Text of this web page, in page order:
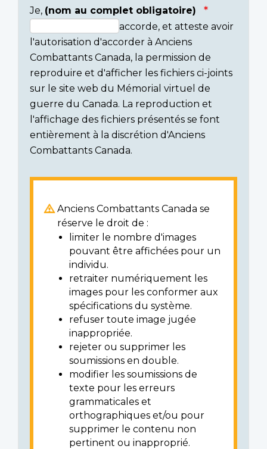
Consent
section
Je, (nom au complet obligatoire)
accorde, et atteste avoir
l'autorisation d'accorder à Anciens
Combattants Canada, la permission de
reproduire et d'afficher les fichiers ci-joints
sur le site web du Mémorial virtuel de
guerre du Canada. La reproduction et
l'affichage des fichiers présentés se font
entièrement à la discrétion d'Anciens
Combattants Canada.
Anciens Combattants Canada se
réserve le droit de :
limiter le nombre d'images
pouvant être affichées pour un
individu.
retraiter numériquement les
images pour les conformer aux
spécifications du système.
refuser toute image jugée
inappropriée.
rejeter ou supprimer les
soumissions en double.
modifier les soumissions de
texte pour les erreurs
grammaticales et
orthographiques et/ou pour
supprimer le contenu non
pertinent ou inapproprié.